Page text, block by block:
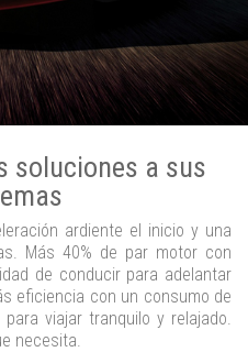
soluciones a sus
ardiente el inicio y una
Más 40% de par motor con
de conducir para adelantar
eficiencia con un consumo de
viajar tranquilo y relajado.
necesita.